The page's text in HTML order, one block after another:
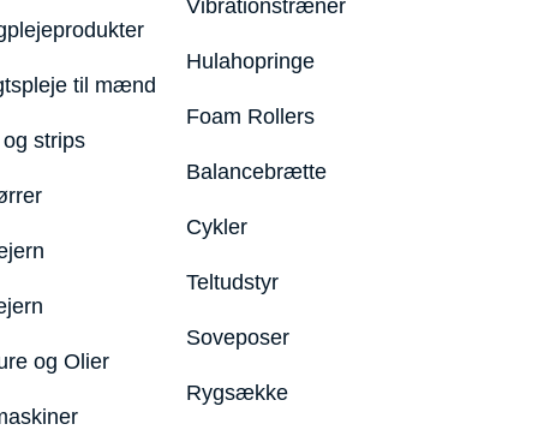
til mænd
strips
og Olier
Vibrationstræner
Hulahopringe
Foam Rollers
Balancebrætte
Cykler
Teltudstyr
Soveposer
Rygsække